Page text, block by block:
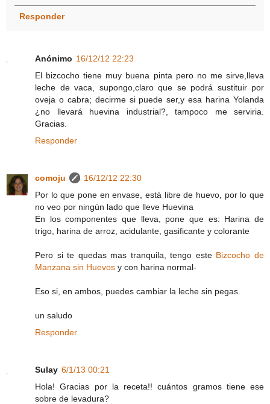
Responder
Anónimo 16/12/12 22:23
El bizcocho tiene muy buena pinta pero no me sirve,lleva
leche de vaca, supongo,claro que se podrá sustituir por
oveja o cabra; decirme si puede ser,y esa harina Yolanda
¿no llevará huevina industrial?, tampoco me serviria.
Gracias.
Responder
comoju
16/12/12 22:30
Por lo que pone en envase, está libre de huevo, por lo que
no veo por ningún lado que lleve Huevina
En los componentes que lleva, pone que es: Harina de
trigo, harina de arroz, acidulante, gasificante y colorante
Pero si te quedas mas tranquila, tengo este Bizcocho de
Manzana sin Huevos y con harina normal-
Eso si, en ambos, puedes cambiar la leche sin pegas.
un saludo
Responder
Sulay 6/1/13 00:21
Hola! Gracias por la receta!! cuántos gramos tiene ese
sobre de levadura?